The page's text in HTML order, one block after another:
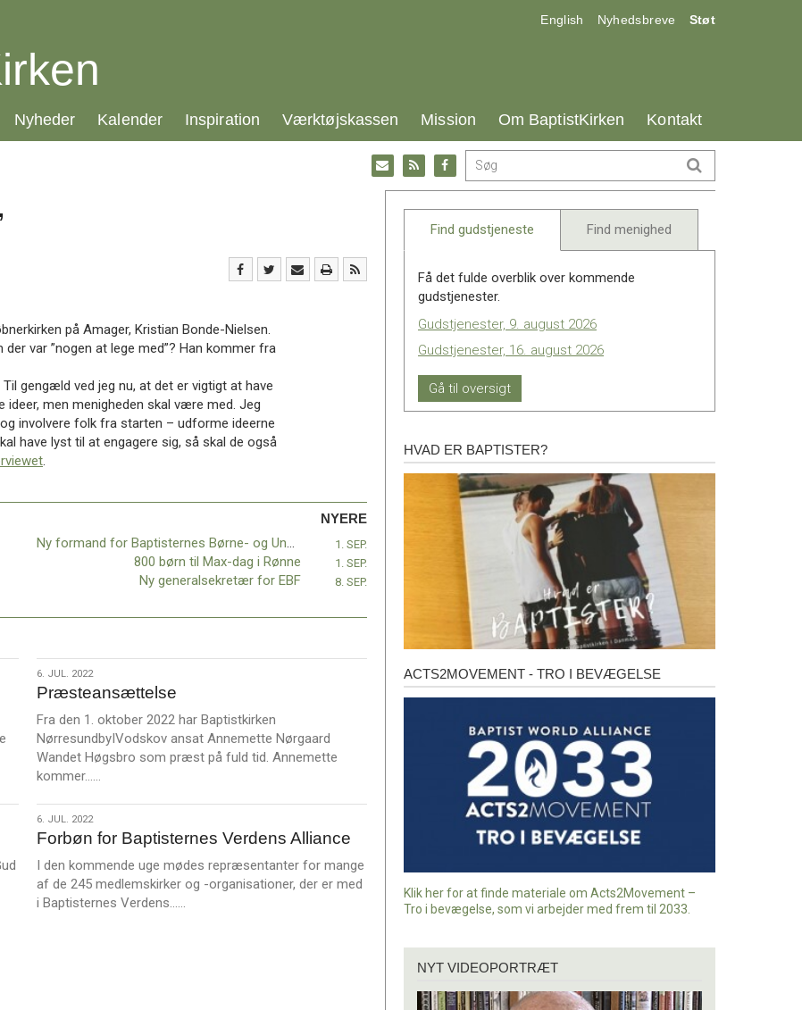
17.0:
English 18.0:
Nyhedsbreve 19.0:
Støt
21.0:
Nyheder 22.0:
Kalender 23.0:
Inspiration 24.0:
Værktøjskassen 25.0:
Mission 26.0:
Om BaptistKirken 27.0:
Kontakt
Gå
til:
Facebook
Gå
til:
RSS
feed
Gå
til:
Email
på Amager, Kristian Bonde-Nielsen.
var ”nogen at lege med”? Han kommer fra
gengæld ved jeg nu, at det er vigtigt at have
men menigheden skal være med. Jeg
involvere folk fra starten – udforme ideerne
have lyst til at engagere sig, så skal de også
.
NYERE
Ny formand for Baptisternes Børne- og Ungdomsforbund 1. SEP.
800 børn til Max-dag i Rønne 1. SEP.
Ny generalsekretær for EBF 8. SEP.
6.
jul.
2022
6. JUL. 2022
Præsteansættelse
Fra den 1. oktober 2022 har Baptistkirken
NørresundbyIVodskov ansat Annemette Nørgaard
Wandet Høgsbro som præst på fuld tid. Annemette
kommer……
m
r
e
6.
jul.
2022
6. JUL. 2022
Forbøn for Baptisternes Verdens Alliance
I den kommende uge mødes repræsentanter for mange
af de 245 medlemskirker og -organisationer, der er med
i Baptisternes Verdens……
Find gudstjeneste Find menighed
Få det fulde overblik over kommende
gudstjenester.
Gudstjenester, 9. august 2026
Gudstjenester, 16. august 2026
Gå til oversigt
Hvad
er
baptister?
HVAD ER BAPTISTER?
Acts2Movement
ACTS2MOVEMENT - TRO I BEVÆGELSE
Klik her for at finde materiale om Acts2Movement –
Tro i bevægelse, som vi arbejder med frem til 2033.
videoportræt
NYT VIDEOPORTRÆT